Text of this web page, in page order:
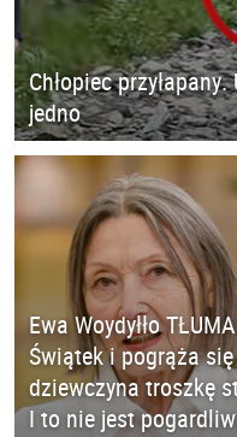
Chłopiec
jedno
Ewa Woydyłło
Świątek i pogrąża
dziewczyna troszkę
I to nie jest